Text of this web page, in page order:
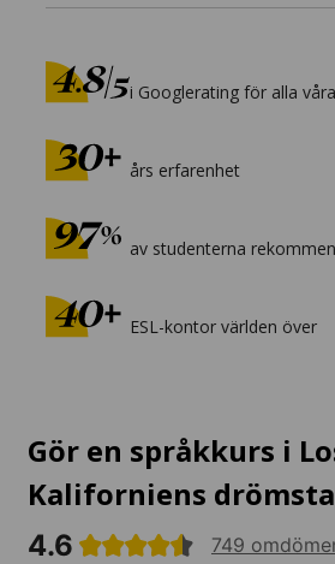
i Googlerating för alla
års erfarenhet
av studenterna
ESL-kontor världen över
Gör en språkkurs i
Kaliforniens
4.6 749